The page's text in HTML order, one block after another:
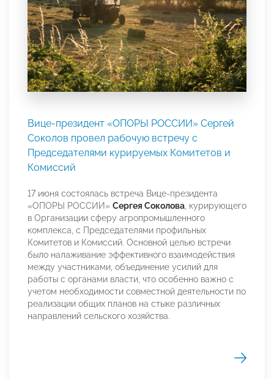
Вице-президент «ОПОРЫ РОССИИ» Сергей
Соколов провел рабочую встречу с
Председателями курируемых Комитетов и
Комиссий
17 июня состоялась встреча Вице-президента
«ОПОРЫ РОССИИ» Сергея Соколова, курирующего
в Организации сферу агропромышленного
комплекса, с Председателями профильных
Комитетов и Комиссий. Основной целью встречи
было налаживание эффективного взаимодействия
между участниками, объединение усилий для
работы с органами власти, что особенно важно с
учетом необходимости совместной деятельности по
реализации общих планов на стыке различных
направлений сельского хозяйства.